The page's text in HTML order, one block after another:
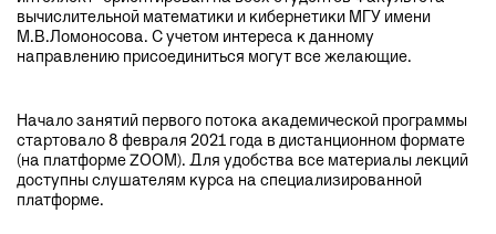
вычислительной математики и кибернетики МГУ имени
М.В.Ломоносова. С учетом интереса к данному
направлению присоединиться могут все желающие.
Начало занятий первого потока академической программы
стартовало 8 февраля 2021 года в дистанционном формате
(на платформе ZOOM). Для удобства все материалы лекций
доступны слушателям курса на специализированной
платформе.